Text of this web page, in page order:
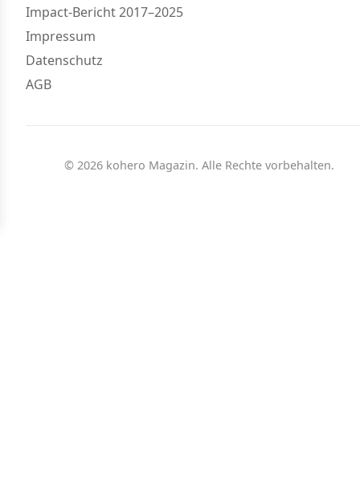
Impact-Bericht 2017–2025
Impressum
Datenschutz
AGB
© 2026 kohero Magazin. Alle Rechte vorbehalten.